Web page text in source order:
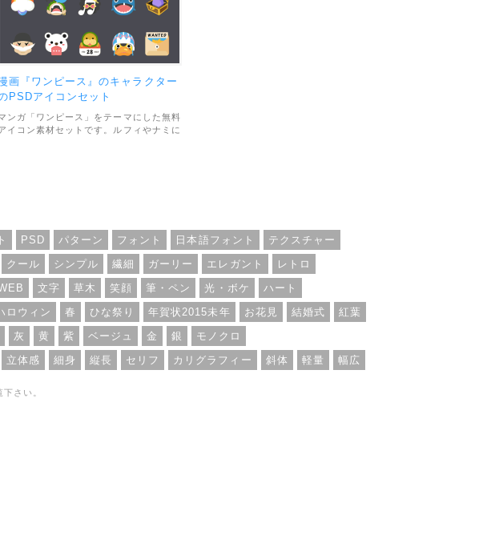
画『ワンピース』のキャラクター
PSDアイコンセット
ンガ「ワンピース」をテーマにした無料
イコン素材セットです。ルフィやナミに
PSD パターン フォント 日本語フォント
テクスチャー
クール シンプル 繊細 ガーリー エレガント
レトロ
文字 草木 笑顔 筆・ペン 光・ボケ
ハート
ロウィン 春 ひな祭り 年賀状2015未年 お花見 結婚式
紅葉
灰 黄 紫 ベージュ 金 銀
モノクロ
立体感 細身 縦長 セリフ カリグラフィー 斜体 軽量 幅広
さい。